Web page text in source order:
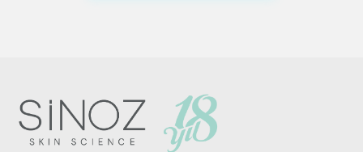
Cildinizi suyla yıkamak, yüzeydeki kirleri temizlemek için
yeterli değildir. Yüz temizleme ürünleri, cildin derinliklerine